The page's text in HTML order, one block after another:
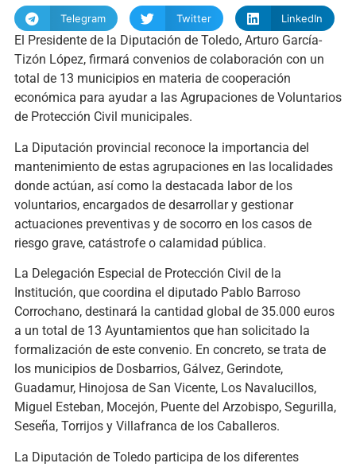
Telegram Twitter LinkedIn
El Presidente de la Diputación de Toledo, Arturo García-
Tizón López, firmará convenios de colaboración con un
total de 13 municipios en materia de cooperación
económica para ayudar a las Agrupaciones de Voluntarios
de Protección Civil municipales.
La Diputación provincial reconoce la importancia del
mantenimiento de estas agrupaciones en las localidades
donde actúan, así como la destacada labor de los
voluntarios, encargados de desarrollar y gestionar
actuaciones preventivas y de socorro en los casos de
riesgo grave, catástrofe o calamidad pública.
La Delegación Especial de Protección Civil de la
Institución, que coordina el diputado Pablo Barroso
Corrochano, destinará la cantidad global de 35.000 euros
a un total de 13 Ayuntamientos que han solicitado la
formalización de este convenio. En concreto, se trata de
los municipios de Dosbarrios, Gálvez, Gerindote,
Guadamur, Hinojosa de San Vicente, Los Navalucillos,
Miguel Esteban, Mocejón, Puente del Arzobispo, Segurilla,
Seseña, Torrijos y Villafranca de los Caballeros.
La Diputación de Toledo participa de los diferentes